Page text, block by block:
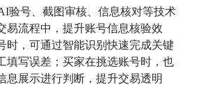
验号、截图审核、信息核对等技术
易流程中，提升账号信息核验效
时，可通过智能识别快速完成关键
填写误差；买家在挑选账号时，也
息展示进行判断，提升交易透明